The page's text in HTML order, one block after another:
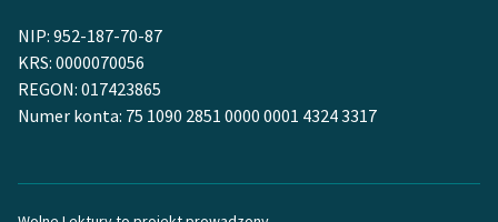
NIP: 952-187-70-87
KRS: 0000070056
REGON: 017423865
Numer konta: 75 1090 2851 0000 0001 4324 3317